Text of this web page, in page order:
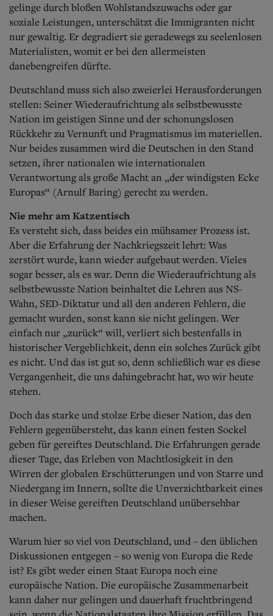
gelinge durch bloßen Wohlstandszuwachs oder gar
soziale Leistungen, unterschätzt die Immigranten nicht
nur gewaltig. Er degradiert sie geradewegs zu seelenlosen
Materialisten, womit er bei den allermeisten
danebengreifen dürfte.
Deutschland muss sich also zweierlei Herausforderungen
stellen: Seiner Wiederaufrichtung als selbstbewusste
Nation im geistigen Sinne und der schonungslosen
Rückkehr zu Vernunft und Pragmatismus im materiellen.
Nur beides zusammen wird die Deutschen in den Stand
setzen, ihrer nationalen wie internationalen
Verantwortung als große Macht an „der windigsten Ecke
Europas“ (Arnulf Baring) gerecht zu werden.
Nie mehr am Katzentisch
Es versteht sich, dass beides ein mühsamer Prozess ist.
Aber die Erfahrung der Nachkriegszeit lehrt: Was
zerstört wurde, kann wieder aufgebaut werden. Vieles
sogar besser, als es war. Denn die Wiederaufrichtung als
selbstbewusste Nation beinhaltet die Lehren aus NS-
Wahn, SED-Diktatur und all den anderen Fehlern, die
gemacht wurden, sonst kann sie nicht gelingen. Wer
einfach nur „zurück“ will, verliert sich bestenfalls in
historischer Vergeblichkeit, denn ein solches Zurück gibt
es nicht. Und das ist gut so, denn schließlich war es diese
Vergangenheit, die uns dahingebracht hat, wo wir heute
stehen.
Doch das starke und stolze Erbe dieser Nation, das den
Fehlern gegenübersteht, das kann einen festen Sockel
geben für gereiftes Deutschland. Die Erfahrungen gerade
dieser Tage, das Erleben von Machtlosigkeit in den
Wirren der globalen Erschütterungen und von Starre und
Niedergang im Innern, sollte die Unverzichtbarkeit eines
in dieser Weise gereiften Deutschland unübersehbar
machen.
Warum hier so viel von Deutschland, und – den üblichen
Diskussionen entgegen – so wenig von Europa die Rede
ist? Es gibt weder einen Staat Europa noch eine
europäische Nation. Die europäische Zusammenarbeit
kann daher nur gelingen und dauerhaft fruchtbringend